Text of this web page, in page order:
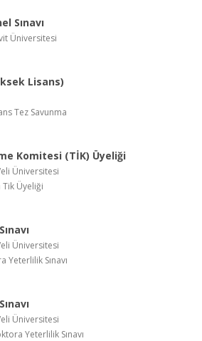
Sınavı
Üniversitesi
Lisans)
Tez Savunma
Komitesi (TİK) Üyeliği
Üniversitesi
Üyeliği
Üniversitesi
Yeterlilik Sınavı
Üniversitesi
Yeterlilik Sınavı